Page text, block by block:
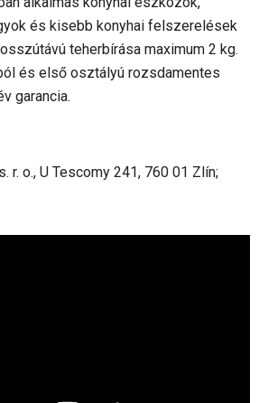
és kisebb konyhai felszerelések
teherbírása maximum 2 kg.
és első osztályú rozsdamentes
garancia.
r. o., U Tescomy 241, 760 01 Zlín;